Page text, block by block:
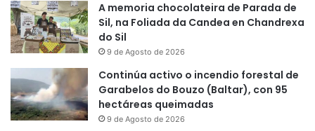
A memoria chocolateira de Parada de
Sil, na Foliada da Candea en Chandrexa
do Sil
9 de Agosto de 2026
Continúa activo o incendio forestal de
Garabelos do Bouzo (Baltar), con 95
hectáreas queimadas
9 de Agosto de 2026